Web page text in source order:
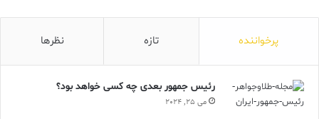
به قلم میترا موحدی
2026 Excavation
7th Century Heritage
پرخواننده تازه نظرها
رئیس جمهور بعدی چه کسی خواهد بود؟
می 25, 2024